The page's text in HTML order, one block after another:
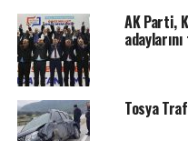
sergi 16’ncı kez kentimizde
27 Ekim tarihine kadar
bugün saat 14.00’de
gerçekleştirilecek.
AK Parti,
Tosya